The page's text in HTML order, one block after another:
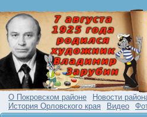
О Покровском районе Новости
История Орловского края
Видео